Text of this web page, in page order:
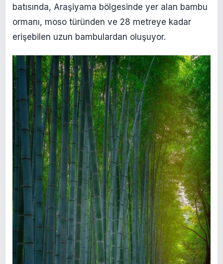
batısında, Araşiyama bölgesinde yer alan bambu
ormanı, moso türünden ve 28 metreye kadar
erişebilen uzun bambulardan oluşuyor.